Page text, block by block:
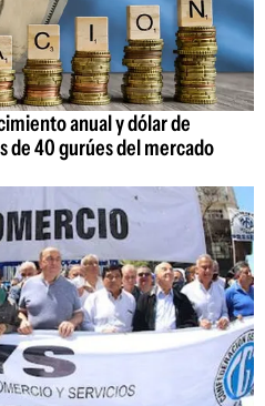
anual y dólar de
de 40 gurúes del mercado